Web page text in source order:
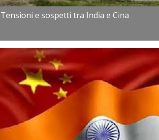
Tensioni e sospetti tra India e Cina